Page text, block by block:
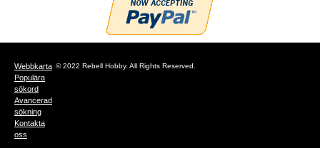
Webbkarta
Populära
sökord
Avancerad
sökning
Kontakta
oss
© 2022 Rebell Hobby. All Rights Reserved.